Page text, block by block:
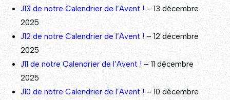
J13 de notre Calendrier de l’Avent !– 13 décembre
2025
J12 de notre Calendrier de l’Avent !– 12 décembre
2025
J11 de notre Calendrier de l’Avent !– 11 décembre
2025
J10 de notre Calendrier de l’Avent !– 10 décembre